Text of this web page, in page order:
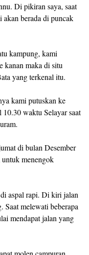
Di pikiran saya, saat
berada di puncak
kampung, kami
kanan maka di situ
yang terkenal itu.
kami putuskan ke
waktu Selayar saat
di bulan Desember
menengok
aspal rapi. Di kiri jalan
Saat melewati beberapa
mendapat jalan yang